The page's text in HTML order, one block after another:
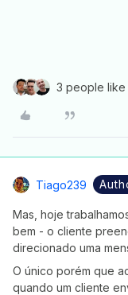
3 people like
Tiago239
Mas, hoje
bem - o cliente
direcionado uma
O único porém que
quando um cliente